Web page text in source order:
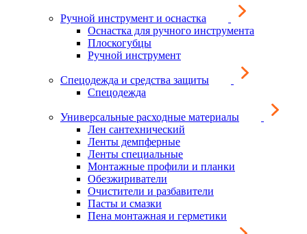
Ручной инструмент и оснастка
Оснастка для ручного инструмента
Плоскогубцы
Ручной инструмент
Спецодежда и средства защиты
Спецодежда
Универсальные расходные материалы
Лен сантехнический
Ленты демпферные
Ленты специальные
Монтажные профили и планки
Обезжириватели
Очистители и разбавители
Пасты и смазки
Пена монтажная и герметики